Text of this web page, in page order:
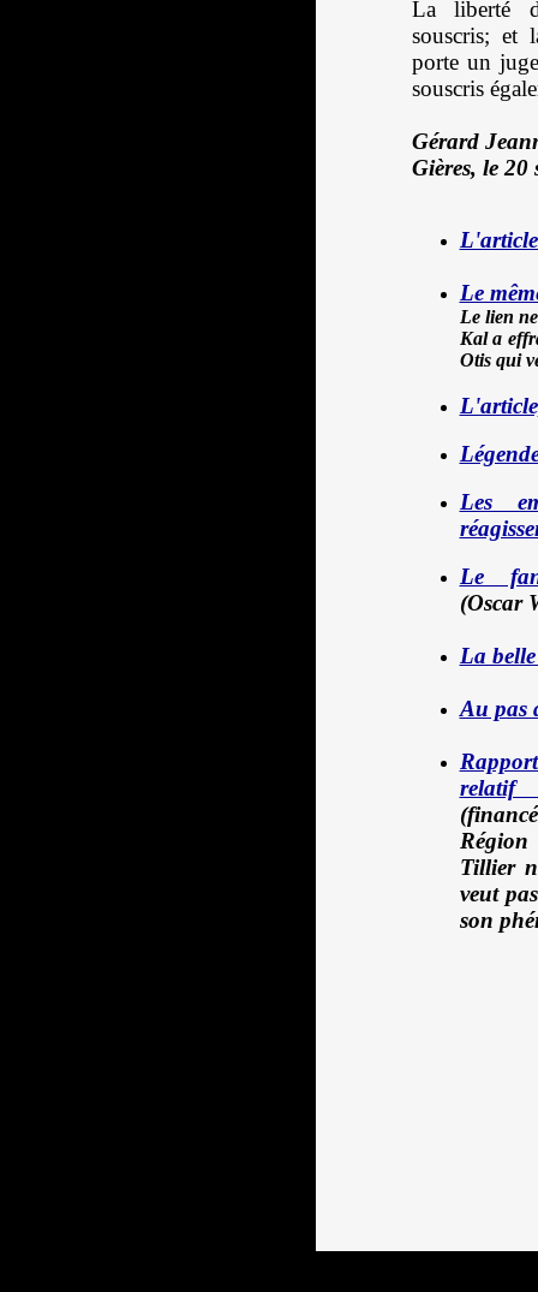
La liberté
souscris; et
porte un
souscris
Gérard
Gières, le 20
Le
Le lien
Kal a
Otis qui
Les
Le
(Oscar
La
Au pas
Tillier
veut
son